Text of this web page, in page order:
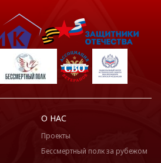
О НАС
Проекты
Бессмертный полк за рубежом